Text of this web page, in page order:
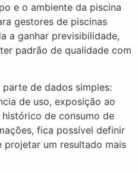
e o ambiente da piscina
gestores de piscinas
a ganhar previsibilidade,
padrão de qualidade com
de dados simples:
de uso, exposição ao
de consumo de
fica possível definir
projetar um resultado mais